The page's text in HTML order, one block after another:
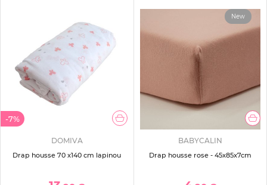
-7%
DOMIVA
Drap housse 70 x140 cm lapinou
New
BABYCALIN
Drap housse rose - 45x85x7cm